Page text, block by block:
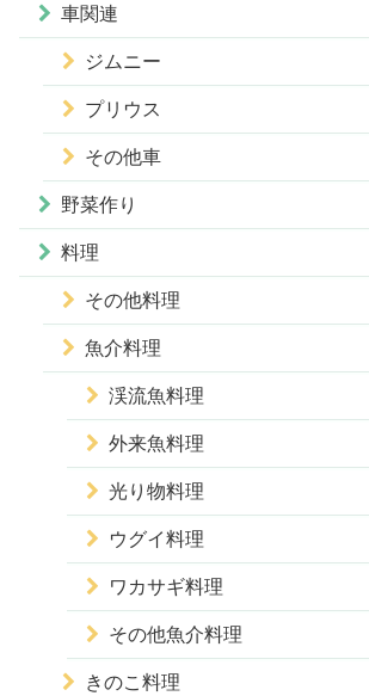
車関連
ジムニー
プリウス
その他車
野菜作り
料理
その他料理
魚介料理
渓流魚料理
外来魚料理
光り物料理
ウグイ料理
ワカサギ料理
その他魚介料理
きのこ料理